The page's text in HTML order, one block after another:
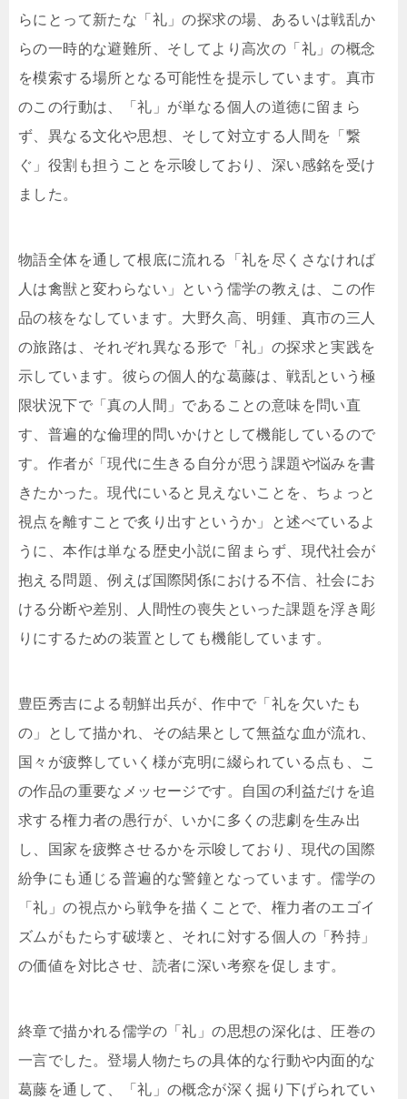
らにとって新たな「礼」の探求の場、あるいは戦乱か
らの一時的な避難所、そしてより高次の「礼」の概念
を模索する場所となる可能性を提示しています。真市
のこの行動は、「礼」が単なる個人の道徳に留まら
ず、異なる文化や思想、そして対立する人間を「繋
ぐ」役割も担うことを示唆しており、深い感銘を受け
ました。
物語全体を通して根底に流れる「礼を尽くさなければ
人は禽獣と変わらない」という儒学の教えは、この作
品の核をなしています。大野久高、明鍾、真市の三人
の旅路は、それぞれ異なる形で「礼」の探求と実践を
示しています。彼らの個人的な葛藤は、戦乱という極
限状況下で「真の人間」であることの意味を問い直
す、普遍的な倫理的問いかけとして機能しているので
す。作者が「現代に生きる自分が思う課題や悩みを書
きたかった。現代にいると見えないことを、ちょっと
視点を離すことで炙り出すというか」と述べているよ
うに、本作は単なる歴史小説に留まらず、現代社会が
抱える問題、例えば国際関係における不信、社会にお
ける分断や差別、人間性の喪失といった課題を浮き彫
りにするための装置としても機能しています。
豊臣秀吉による朝鮮出兵が、作中で「礼を欠いたも
の」として描かれ、その結果として無益な血が流れ、
国々が疲弊していく様が克明に綴られている点も、こ
の作品の重要なメッセージです。自国の利益だけを追
求する権力者の愚行が、いかに多くの悲劇を生み出
し、国家を疲弊させるかを示唆しており、現代の国際
紛争にも通じる普遍的な警鐘となっています。儒学の
「礼」の視点から戦争を描くことで、権力者のエゴイ
ズムがもたらす破壊と、それに対する個人の「矜持」
の価値を対比させ、読者に深い考察を促します。
終章で描かれる儒学の「礼」の思想の深化は、圧巻の
一言でした。登場人物たちの具体的な行動や内面的な
葛藤を通して、「礼」の概念が深く掘り下げられてい